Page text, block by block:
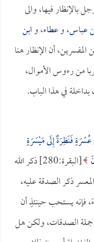
بالإنظار فيها، والى
عباس، وعطاء، وابن
أن الإنظار هنا
من رءوس الأموال،
بداخلة في هذا الباب.
فَنَظِرَةٌ إِلَى مَيْسَرَةٍ
[البقرة:280] ذكر الله
ذكر الصدقة عليه،
فإنه يستحب حينئذٍ أن
الصدقات، ولكن هل